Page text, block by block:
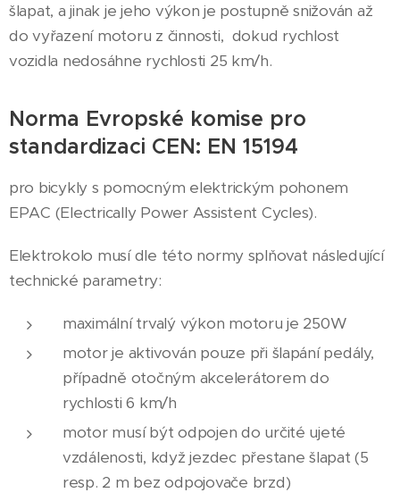
šlapat, a jinak je jeho výkon je postupně snižován až
do vyřazení motoru z činnosti, dokud rychlost
vozidla nedosáhne rychlosti 25 km/h.
Norma Evropské komise pro
standardizaci CEN: EN 15194
pro bicykly s pomocným elektrickým pohonem
EPAC (Electrically Power Assistent Cycles).
Elektrokolo musí dle této normy splňovat následující
technické parametry:
maximální trvalý výkon motoru je 250W
motor je aktivován pouze při šlapání pedály,
případně otočným akcelerátorem do
rychlosti 6 km/h
motor musí být odpojen do určité ujeté
vzdálenosti, když jezdec přestane šlapat (5
resp. 2 m bez odpojovače brzd)